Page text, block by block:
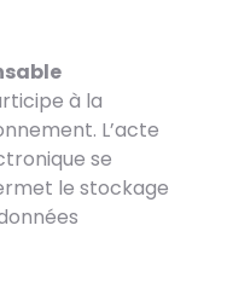
à la
L’acte
se
le stockage